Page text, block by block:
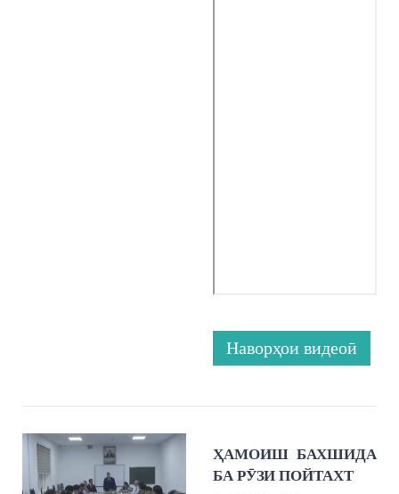
Наворҳои видеоӣ
ҲАМОИШ БАХШИДА
БА РӮЗИ ПОЙТАХТ